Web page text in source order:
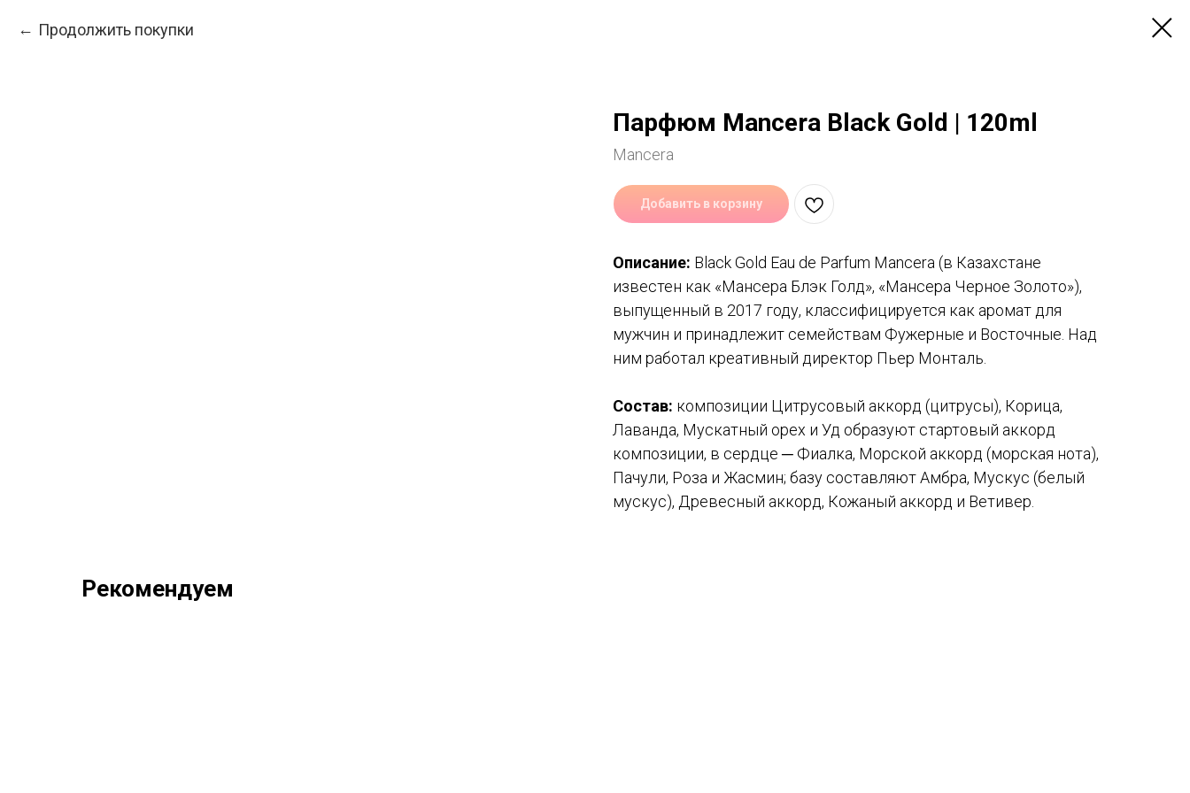
Продолжить покупки
Парфюм Mancera Black Gold | 120ml
Mancera
Добавить в корзину
Описание: Black Gold Eau de Parfum Mancera (в Казахстане
известен как «Мансера Блэк Голд», «Мансера Черное Золото»),
выпущенный в 2017 году, классифицируется как аромат для
мужчин и принадлежит семействам Фужерные и Восточные. Над
ним работал креативный директор Пьер Монталь.
Состав: композиции Цитрусовый аккорд (цитрусы), Корица,
Лаванда, Мускатный орех и Уд образуют стартовый аккорд
композиции, в сердце ─ Фиалка, Морской аккорд (морская нота),
Пачули, Роза и Жасмин; базу составляют Амбра, Мускус (белый
мускус), Древесный аккорд, Кожаный аккорд и Ветивер.
Рекомендуем